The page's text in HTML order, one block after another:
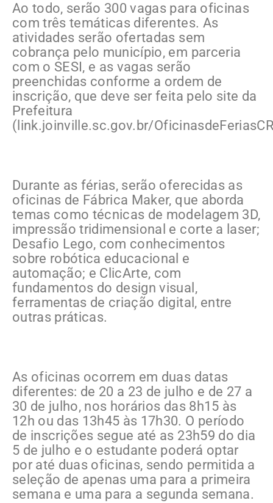
Ao todo, serão 300 vagas para oficinas
com três temáticas diferentes. As
atividades serão ofertadas sem
cobrança pelo município, em parceria
com o SESI, e as vagas serão
preenchidas conforme a ordem de
inscrição, que deve ser feita pelo site da
Prefeitura
(link.joinville.sc.gov.br/
Durante as férias, serão oferecidas as
oficinas de Fábrica Maker, que aborda
temas como técnicas de modelagem 3D,
impressão tridimensional e corte a laser;
Desafio Lego, com conhecimentos
sobre robótica educacional e
automação; e ClicArte, com
fundamentos do design visual,
ferramentas de criação digital, entre
outras práticas.
As oficinas ocorrem em duas datas
diferentes: de 20 a 23 de julho e de 27 a
30 de julho, nos horários das 8h15 às
12h ou das 13h45 às 17h30. O período
de inscrições segue até as 23h59 do dia
5 de julho e o estudante poderá optar
por até duas oficinas, sendo permitida a
seleção de apenas uma para a primeira
semana e uma para a segunda semana.